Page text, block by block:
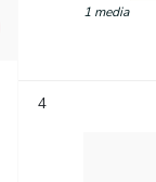
1 media
4